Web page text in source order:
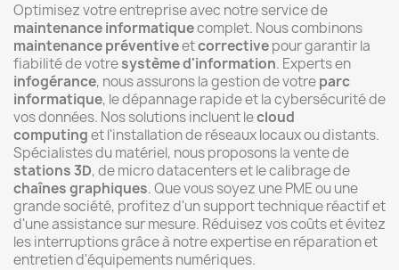
Optimisez votre entreprise avec notre service de
maintenance informatiquecomplet. Nous combinons
maintenance préventiveetcorrectivepour garantir la
fiabilité de votresystème d'information. Experts en
infogérance, nous assurons la gestion de votreparc
informatique, le dépannage rapide et la cybersécurité de
vos données. Nos solutions incluent lecloud
computinget l'installation de réseaux locaux ou distants.
Spécialistes du matériel, nous proposons la vente de
stations 3D, de micro datacenters et le calibrage de
chaînes graphiques. Que vous soyez une PME ou une
grande société, profitez d'un support technique réactif et
d'une assistance sur mesure. Réduisez vos coûts et évitez
les interruptions grâce à notre expertise en réparation et
entretien d'équipements numériques.